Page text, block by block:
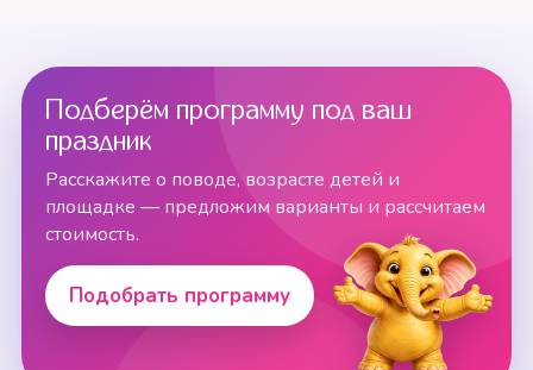
Подберём программу под ваш
праздник
Расскажите о поводе, возрасте детей и
площадке — предложим варианты и рассчитаем
стоимость.
Подобрать программу